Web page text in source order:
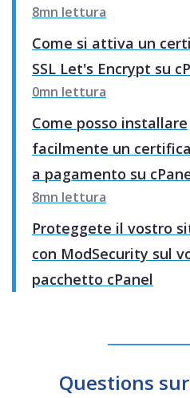
8mn lettura
Come si attiva un
SSL Let's Encrypt su
0mn lettura
Come posso installare
facilmente un
a pagamento su
8mn lettura
Proteggete il vostro
con ModSecurity sul
pacchetto cPanel
Questions